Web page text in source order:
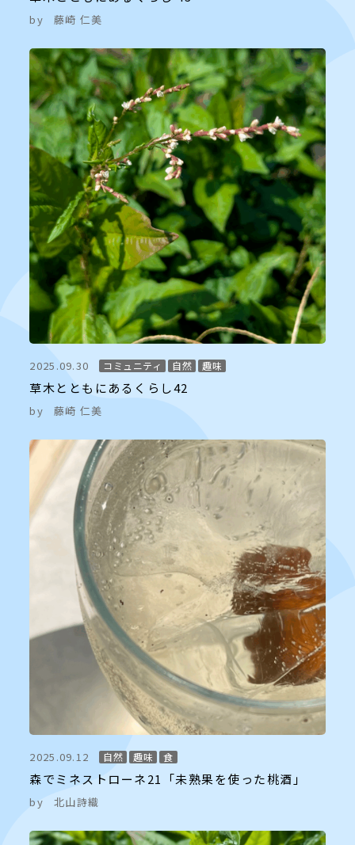
by 藤崎 仁美
2025.09.30 コミュニティ 自然 趣味
草木とともにあるくらし42
by 藤崎 仁美
2025.09.12 自然 趣味 食
森でミネストローネ21「未熟果を使った桃酒」
by 北山詩織